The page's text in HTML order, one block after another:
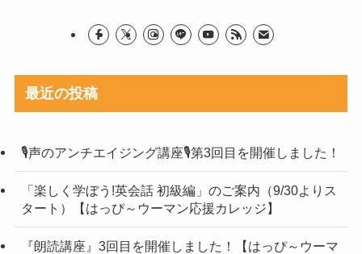
最近の投稿
🎙声のアンチエイジング講座🎙第3回目を開催しました！
「楽しく学ぼう!英会話 初級編」のご案内（9/30よりス
タート）【はっぴ～ウーマン応援カレッジ】
『朗読講座』3回目を開催しました！【はっぴ～ウーマ